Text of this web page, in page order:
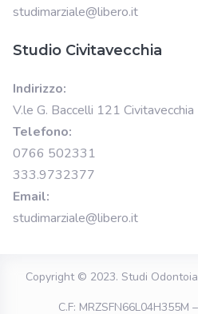
studimarziale@libero.it
Studio Civitavecchia
Indirizzo:
V.le G. Baccelli 121 Civitavecchia
Telefono:
0766 502331
333.9732377
Email:
studimarziale@libero.it
Copyright © 2023. Studi
C.F: MRZSFN66L04H355M